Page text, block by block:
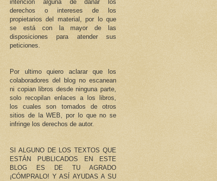
intención alguna de dañar los
derechos o intereses de los
propietarios del material, por lo que
se está con la mayor de las
disposiciones para atender sus
peticiones.
Por ultimo quiero aclarar que los
colaboradores del blog no escanean
ni copian libros desde ninguna parte,
solo recopilan enlaces a los libros,
los cuales son tomados de otros
sitios de la WEB, por lo que no se
infringe los derechos de autor.
SI ALGUNO DE LOS TEXTOS QUE
ESTÁN PUBLICADOS EN ESTE
BLOG ES DE TU AGRADO
¡CÓMPRALO! Y ASÍ AYUDAS A SU